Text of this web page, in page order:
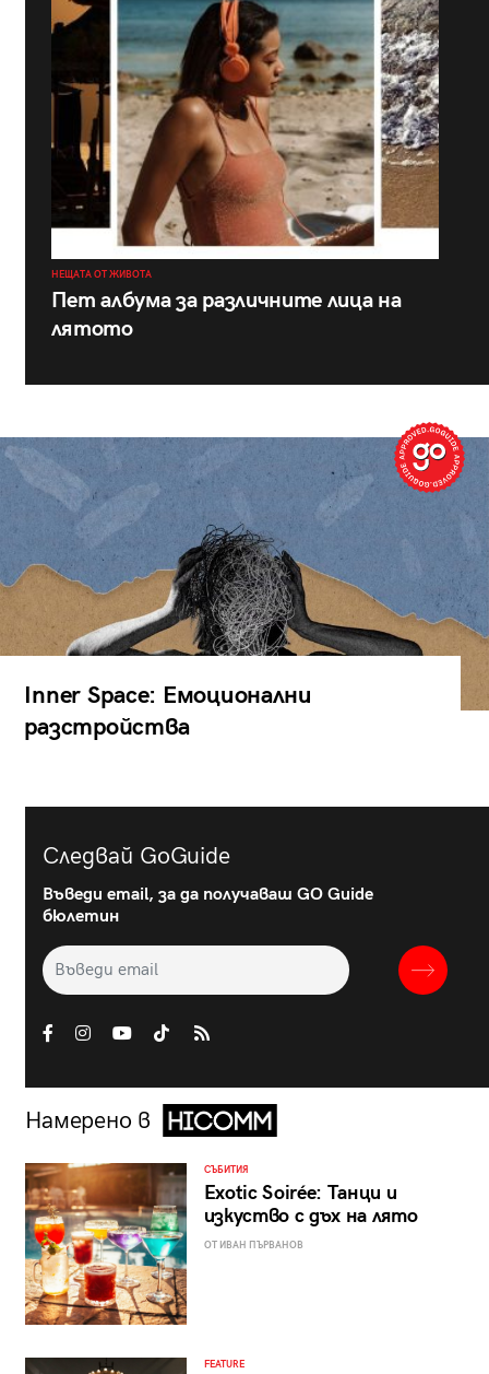
НЕЩАТА ОТ ЖИВОТА
Пет албума за различните лица на
лятото
Inner Space: Емоционални
разстройства
Следвай GoGuide
Въведи email, за да получаваш GO Guide
бюлетин
Намерено в
СЪБИТИЯ
Exotic Soirée: Танци и
изкуство с дъх на лято
ОТ ИВАН ПЪРВАНОВ
FEATURE